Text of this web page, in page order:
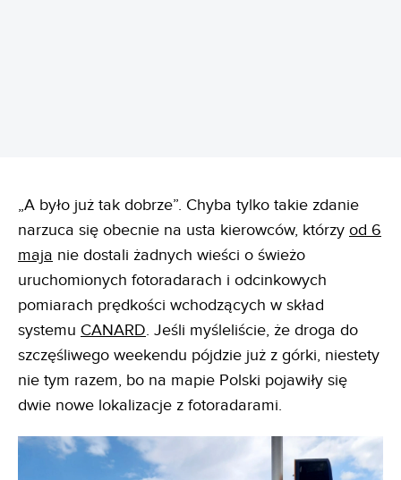
„A było już tak dobrze”. Chyba tylko takie zdanie
narzuca się obecnie na usta kierowców, którzy od 6
maja nie dostali żadnych wieści o świeżo
uruchomionych fotoradarach i odcinkowych
pomiarach prędkości wchodzących w skład
systemu CANARD. Jeśli myśleliście, że droga do
szczęśliwego weekendu pójdzie już z górki, niestety
nie tym razem, bo na mapie Polski pojawiły się
dwie nowe lokalizacje z fotoradarami.